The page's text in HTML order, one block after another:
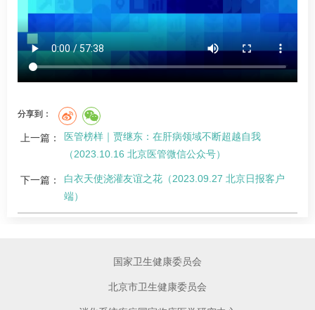
分享到：
上一篇：
医管榜样｜贾继东：在肝病领域不断超越自我
（2023.10.16 北京医管微信公众号）
下一篇：
白衣天使浇灌友谊之花（2023.09.27 北京日报客户
端）
国家卫生健康委员会
北京市卫生健康委员会